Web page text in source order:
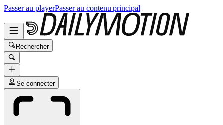
Passer au playerPasser au contenu principal
Rechercher
Se connecter